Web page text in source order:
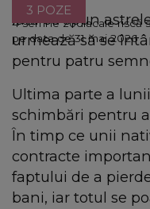
4 semne zodiacale riscă
pe data de 31 mai 2026
3 POZE
Iată ce spun
urmează să se
pentru patru
Ultima parte a
schimbări pentru
În timp ce unii
contracte
faptului de a
bani, iar totul se